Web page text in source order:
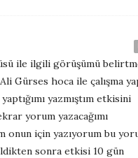
ile ilgili görüşümü
Gürses hoca ile çalışma
yazmıştım etkisini
yorum yazacağımı
onun için yazıyorum bu
sonra etkisi 10 gün